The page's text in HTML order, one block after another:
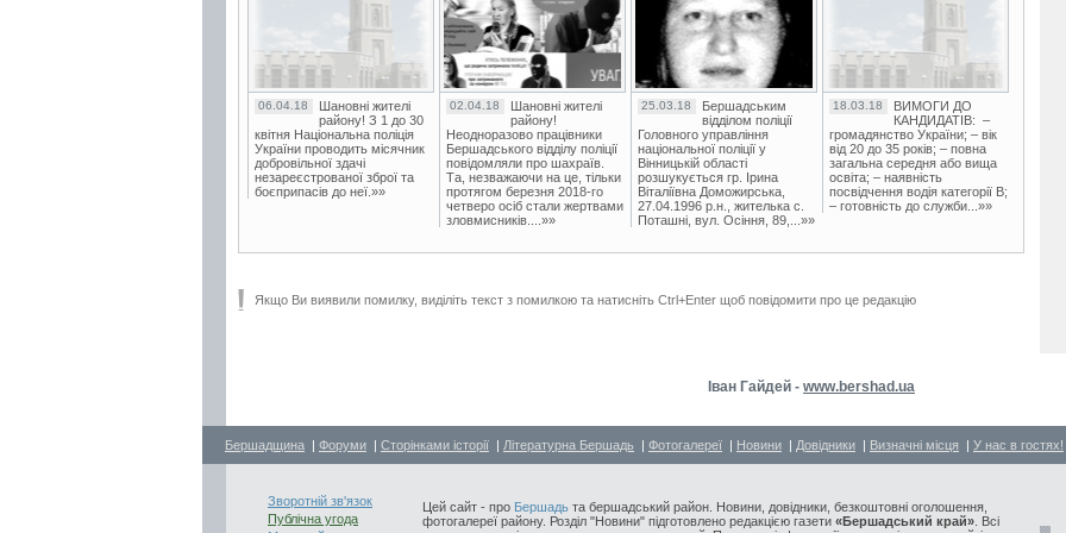
06.04.18
Шановні жителі
району! З 1 до 30
квітня Національна поліція
України проводить місячник
добровільної здачі
незареєстрованої зброї та
боєприпасів до неї.»»
02.04.18
Шановні жителі
району!
Неодноразово працівники
Бершадського відділу поліції
повідомляли про шахраїв.
Та, незважаючи на це, тільки
протягом березня 2018-го
четверо осіб стали жертвами
зловмисників....»»
25.03.18
Бершадським
відділом поліції
Головного управління
національної поліції у
Вінницькій області
розшукується гр. Ірина
Віталіївна Доможирська,
27.04.1996 р.н., жителька с.
Поташні, вул. Осіння, 89,...»»
18.03.18
ВИМОГИ ДО
КАНДИДАТІВ: –
громадянство України; – вік
від 20 до 35 років; – повна
загальна середня або вища
освіта; – наявність
посвідчення водія категорії В;
– готовність до служби...»»
Якщо Ви виявили помилку, виділіть текст з помилкою та натисніть Ctrl+Enter щоб повідомити про це редакцію
Іван Гайдей - www.bershad.ua
Бершадщина | Форуми | Сторінками історії | Літературна Бершадь | Фотогалереї | Новини | Довідники | Визначні місця | У нас в гостях!
Зворотній зв'язок
Публічна угода
Цей сайт - про Бершадь та бершадський район. Новини, довідники, безкоштовні оголошення,
фотогалереї району. Розділ "Новини" підготовлено редакцією газети «Бершадський край» . Всі